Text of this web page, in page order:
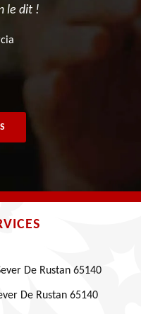
le dit !
De Rustan 65140
De Rustan 65140